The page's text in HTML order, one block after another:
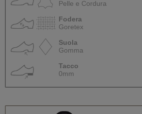
Pelle e Cordura
Fodera
Goretex
Suola
Gomma
Tacco
0mm